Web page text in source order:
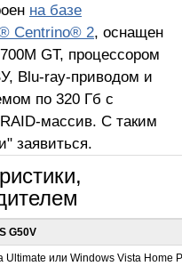
на базе
Centrino® 2, оснащен
GT, процессором
Blu-ray-приводом и
по 320 Гб с
массив. С таким
заявиться.
G50V
Ultimate или Windows Vista Home